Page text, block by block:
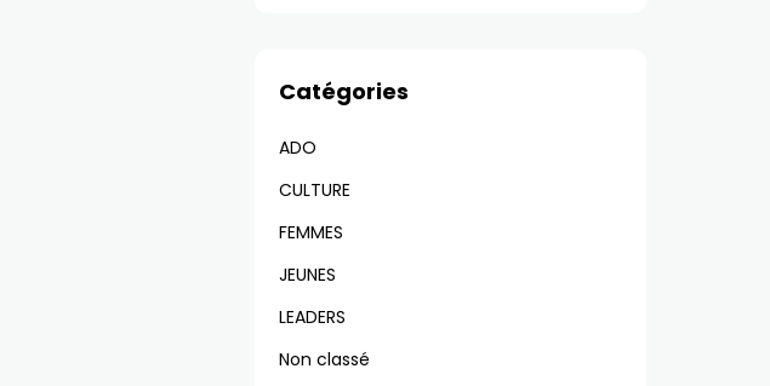
Catégories
ADO
CULTURE
FEMMES
JEUNES
LEADERS
Non classé